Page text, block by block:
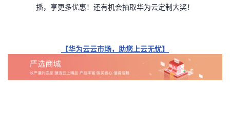
播，享更多优惠！还有机会抽取华为云定制大奖！
【华为云云市场，助您上云无忧】